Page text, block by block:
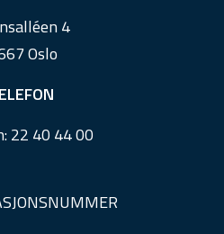
4
Oslo
22 40 44 00